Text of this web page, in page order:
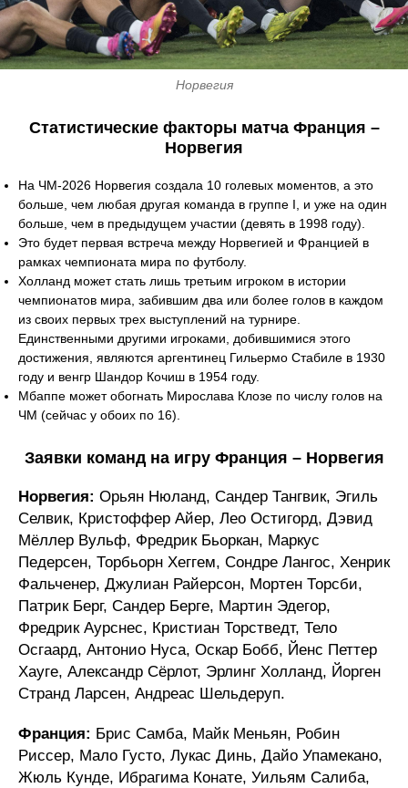
Норвегия
Статистические факторы матча Франция –
Норвегия
На ЧМ-2026 Норвегия создала 10 голевых моментов, а это
больше, чем любая другая команда в группе I, и уже на один
больше, чем в предыдущем участии (девять в 1998 году).
Это будет первая встреча между Норвегией и Францией в
рамках чемпионата мира по футболу.
Холланд может стать лишь третьим игроком в истории
чемпионатов мира, забившим два или более голов в каждом
из своих первых трех выступлений на турнире.
Единственными другими игроками, добившимися этого
достижения, являются аргентинец Гильермо Стабиле в 1930
году и венгр Шандор Кочиш в 1954 году.
Мбаппе может обогнать Мирослава Клозе по числу голов на
ЧМ (сейчас у обоих по 16).
Заявки команд на игру Франция – Норвегия
Норвегия: Орьян Нюланд, Сандер Тангвик, Эгиль
Селвик, Кристоффер Айер, Лео Остигорд, Дэвид
Мёллер Вульф, Фредрик Бьоркан, Маркус
Педерсен, Торбьорн Хеггем, Сондре Лангос, Хенрик
Фальченер, Джулиан Райерсон, Мортен Торсби,
Патрик Берг, Сандер Берге, Мартин Эдегор,
Фредрик Аурснес, Кристиан Торстведт, Тело
Осгаард, Антонио Нуса, Оскар Бобб, Йенс Петтер
Хауге, Александр Сёрлот, Эрлинг Холланд, Йорген
Странд Ларсен, Андреас Шельдеруп.
Франция: Брис Самба, Майк Меньян, Робин
Риссер, Мало Густо, Лукас Динь, Дайо Упамекано,
Жюль Кунде, Ибрагима Конате, Уильям Салиба,